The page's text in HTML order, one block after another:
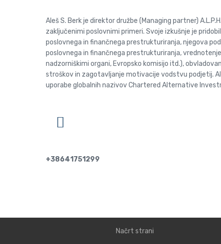
Aleš S. Berk je direktor družbe (Managing partner)
zaključenimi poslovnimi primeri. Svoje izkušnje je
poslovnega in finančnega prestrukturiranja, njegova
poslovnega in finančnega prestrukturiranja,
nadzorniškimi organi, Evropsko komisijo itd.),
stroškov in zagotavljanje motivacije vodstvu podjetij.
uporabe globalnih nazivov Chartered Alternative
+38641751299
Načrt strani